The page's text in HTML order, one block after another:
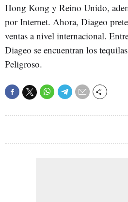
Hong Kong y Reino Unido,
por Internet. Ahora, Diageo
ventas a nivel internacional.
Diageo se encuentran los
Peligroso.